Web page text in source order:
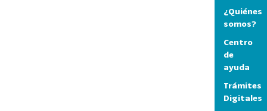
¿Quiénes
somos?
Centro
de
ayuda
Trámites
Digitales